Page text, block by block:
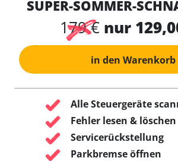
SUPER-SOMMER-
179 € nur
in den Warenkorb
Alle Steuergeräte
Fehler lesen & löschen
Servicerückstellung
Parkbremse öffnen